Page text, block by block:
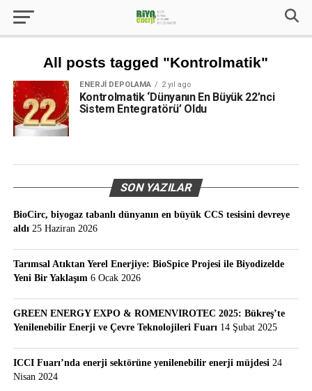
All posts tagged "Kontrolmatik"
ENERJI DEPOLAMA 2 yıl ago
Kontrolmatik ‘Dünyanın En Büyük 22’nci
Sistem Entegratörü’ Oldu
SON YAZILAR
BioCirc, biyogaz tabanlı dünyanın en büyük CCS tesisini devreye
aldı 25 Haziran 2026
Tarımsal Atıktan Yerel Enerjiye: BioSpice Projesi ile Biyodizelde
Yeni Bir Yaklaşım 6 Ocak 2026
GREEN ENERGY EXPO & ROMENVIROTEC 2025: Bükreş’te
Yenilenebilir Enerji ve Çevre Teknolojileri Fuarı 14 Şubat 2025
ICCI Fuarı’nda enerji sektörüne yenilenebilir enerji müjdesi 24
Nisan 2024